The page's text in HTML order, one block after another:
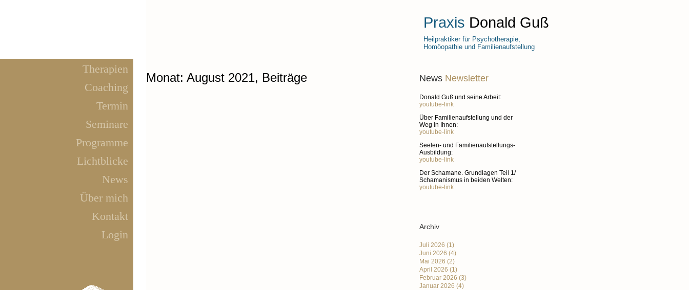
Therapien
Coaching
Termin
Seminare
Programme
Lichtblicke
News
Über mich
Kontakt
Login
Praxis Donald Guß
Heilpraktiker für Psychotherapie,
Homöopathie und Familienaufstellung
Monat: August 2021, Beiträge News Newsletter
Donald Guß und seine Arbeit:
youtube-link
Über Familienaufstellung und der
Weg in Ihnen:
youtube-link
Seelen- und Familienaufstellungs-
Ausbildung:
youtube-link
Der Schamane. Grundlagen Teil 1/
Schamanismus in beiden Welten:
youtube-link
Archiv
Juli 2026 (1)
Juni 2026 (4)
Mai 2026 (2)
April 2026 (1)
Februar 2026 (3)
Januar 2026 (4)